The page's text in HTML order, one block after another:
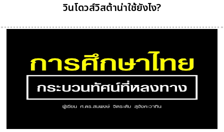
วินโดวส์วิสต้าน่าใช้ยังไง?